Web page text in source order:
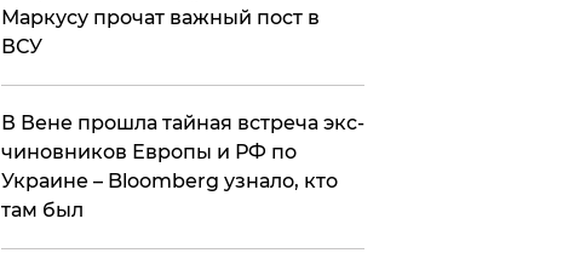
Маркусу прочат важный пост в
ВСУ
В Вене прошла тайная встреча экс-
чиновников Европы и РФ по
Украине – Bloomberg узнало, кто
там был